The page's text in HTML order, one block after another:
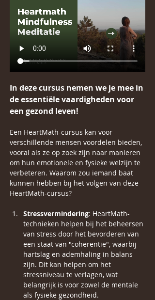
In deze cursus nemen we je mee in
de essentiële vaardigheden voor
een gezond leven!
Een HeartMath-cursus kan voor
verschillende mensen voordelen bieden,
vooral als ze op zoek zijn naar manieren
om hun emotionele en fysieke welzijn te
verbeteren. Waarom zou iemand baat
kunnen hebben bij het volgen van deze
HeartMath-cursus?
Stressvermindering: HeartMath-
technieken helpen bij het beheersen
van stress door het bevorderen van
een staat van "coherentie", waarbij
hartslag en ademhaling in balans
zijn. Dit kan helpen om het
stressniveau te verlagen, wat
belangrijk is voor zowel de mentale
als fysieke gezondheid.